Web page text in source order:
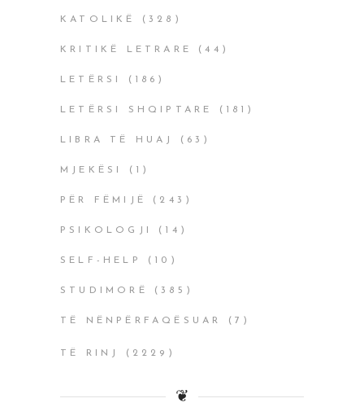
KATOLIKË (328)
KRITIKË LETRARE (44)
LETËRSI (186)
LETËRSI SHQIPTARE (181)
LIBRA TË HUAJ (63)
MJEKËSI (1)
PËR FËMIJË (243)
PSIKOLOGJI (14)
SELF-HELP (10)
STUDIMORË (385)
TË NËNPËRFAQËSUAR (7)
TË RINJ (2229)
❦